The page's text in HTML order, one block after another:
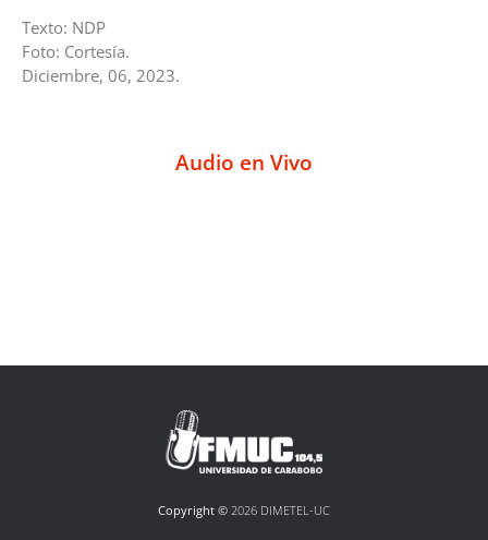
Texto: NDP
Foto: Cortesía.
Diciembre, 06, 2023.
Audio en Vivo
Copyright © 2026 DIMETEL-UC